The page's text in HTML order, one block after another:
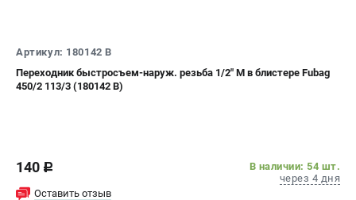
Артикул: 180142 B
Переходник быстросъем-наруж. резьба 1/2" M в блистере Fubag
450/2 113/3 (180142 B)
140 c
В наличии: 54 шт.
через 4 дня
Оставить отзыв